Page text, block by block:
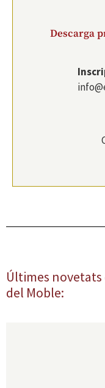
Descarga
Últimes novetats
del Moble: